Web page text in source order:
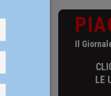
le
Il
LE